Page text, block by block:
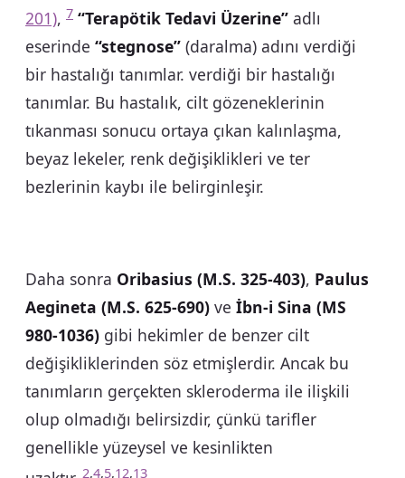
201), 7 “Terapötik Tedavi Üzerine” adlı
eserinde “stegnose” (daralma) adını verdiği
bir hastalığı tanımlar. verdiği bir hastalığı
tanımlar. Bu hastalık, cilt gözeneklerinin
tıkanması sonucu ortaya çıkan kalınlaşma,
beyaz lekeler, renk değişiklikleri ve ter
bezlerinin kaybı ile belirginleşir.
Daha sonra Oribasius (M.S. 325-403), Paulus
Aegineta (M.S. 625-690) ve İbn-i Sina (MS
980-1036) gibi hekimler de benzer cilt
değişikliklerinden söz etmişlerdir. Ancak bu
tanımların gerçekten skleroderma ile ilişkili
olup olmadığı belirsizdir, çünkü tarifler
genellikle yüzeysel ve kesinlikten
2,4,5,12,13